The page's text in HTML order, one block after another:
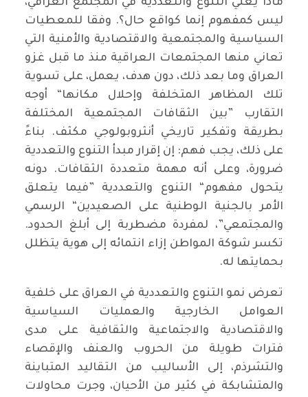
ماذا يعني التنوع والتعددية في المجتمع العراقي،
ليس كمفهوم إنما كواقع حال؟. وفقا للمعطيات
السياسية والمجتمعية والاقتصادية والأمنية التي
تعاني منها المجتمعات العراقية منذ ما قبل غزو
العراق وما بعد ذلك، دون هدف، يعمل، على تسوية
تلك المظاهر المتخلفة وإحلال مكانها“ أوجه
التقارب ”بين الثقافات المجتمعية المختلفة
بطريقة وتفكير تاريخي أنثروبولوجي مكثف. بناءً
على ذلك، يجب فهم: إن إقرار مبدأ التنوع والتعددية
ضرورة، وعلى أنه مهمة متعددة الثقافات. دونه
يتحول مفهوم“ التنوع والتعددية ”فيما يتعلق
الأمر بالجنية الوطنية على الصعيدين“ الرسمي
والمجتمعي”، لمفردة مضطربة إلى أبلغ الحدود.
تكسر شوكة المواطن إزاء انتمائه إلى هوية يتظلل
بحمايتها له.
تعرض نمو التنوع والتعددية في العراق على خلفية
العوامل الخارجية والعمليات السياسية
والاقتصادية والاجتماعية والثقافية على مدى
فترات طويلة من الحروب والعنف والإقصاء
والتشرذم، إلى الأساليب من التقاليد المتباينة
والمتشابكة في كثير من الأحيان، وجرت محاولات